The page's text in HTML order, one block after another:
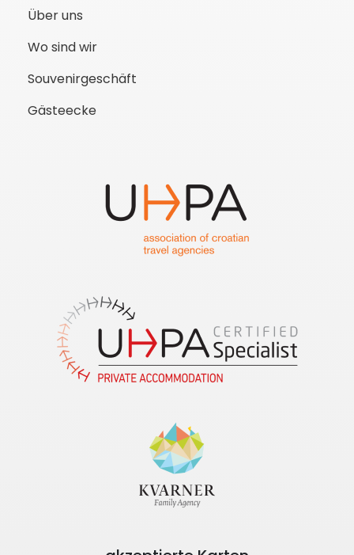
Über uns
Wo sind wir
Souvenirgeschäft
Gästeecke